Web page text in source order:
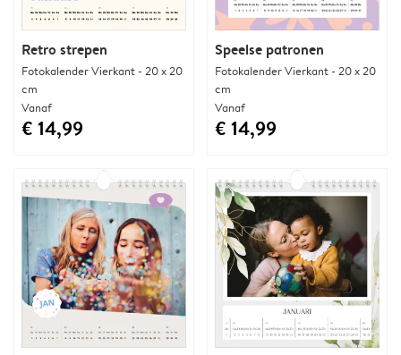
Retro strepen
Fotokalender Vierkant - 20 x 20
cm
Vanaf
€ 14,99
Speelse patronen
Fotokalender Vierkant - 20 x 20
cm
Vanaf
€ 14,99